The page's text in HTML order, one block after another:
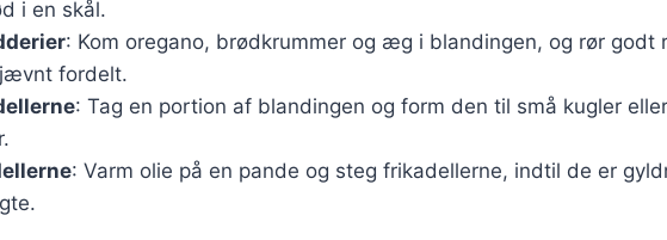
i en skål.
: Kom oregano, brødkrummer og æg i blandingen, og rør godt
fordelt.
: Tag en portion af blandingen og form den til små kugler eller
: Varm olie på en pande og steg frikadellerne, indtil de er